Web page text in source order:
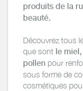
produits de la
beauté.
Découvrez tous
que sont le
pollen pour
sous forme de
cosmétiques